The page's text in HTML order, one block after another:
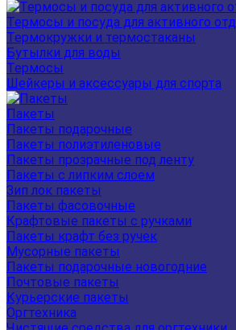
Термосы и посуда для активного
Термокружки и термостаканы
Бутылки для воды
Термосы
Шейкеры и аксессуары для спорта
Пакеты
Пакеты подарочные
Пакеты полиэтиленовые
Пакеты прозрачные под ленту
Пакеты с липким слоем
Зип лок пакеты
Пакеты фасовочные
Крафтовые пакеты с ручками
Пакеты крафт без ручек
Мусорные пакеты
Пакеты подарочные новогодние
Почтовые пакеты
Курьерские пакеты
Оргтехника